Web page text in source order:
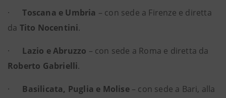
·Toscana e Umbria – con sede a Firenze e diretta
da Tito Nocentini.
· Lazio e Abruzzo – con sede a Roma e diretta da
Roberto Gabrielli.
· Basilicata, Puglia e Molise– con sede a Bari, alla